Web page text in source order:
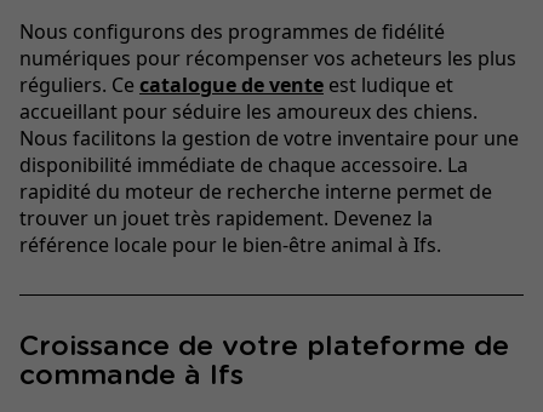
Nous configurons des programmes de fidélité
numériques pour récompenser vos acheteurs les plus
réguliers. Ce catalogue de vente est ludique et
accueillant pour séduire les amoureux des chiens.
Nous facilitons la gestion de votre inventaire pour une
disponibilité immédiate de chaque accessoire. La
rapidité du moteur de recherche interne permet de
trouver un jouet très rapidement. Devenez la
référence locale pour le bien-être animal à Ifs.
Croissance de votre plateforme de
commande à Ifs